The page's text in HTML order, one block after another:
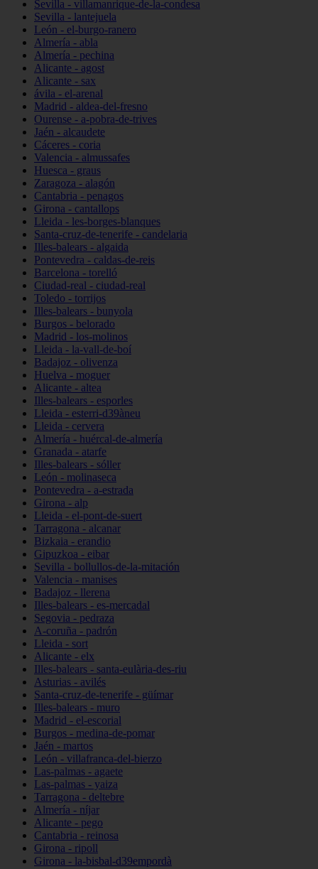
Sevilla - villamanrique-de-la-condesa
Sevilla - lantejuela
León - el-burgo-ranero
Almería - abla
Almería - pechina
Alicante - agost
Alicante - sax
ávila - el-arenal
Madrid - aldea-del-fresno
Ourense - a-pobra-de-trives
Jaén - alcaudete
Cáceres - coria
Valencia - almussafes
Huesca - graus
Zaragoza - alagón
Cantabria - penagos
Girona - cantallops
Lleida - les-borges-blanques
Santa-cruz-de-tenerife - candelaria
Illes-balears - algaida
Pontevedra - caldas-de-reis
Barcelona - torelló
Ciudad-real - ciudad-real
Toledo - torrijos
Illes-balears - bunyola
Burgos - belorado
Madrid - los-molinos
Lleida - la-vall-de-boí
Badajoz - olivenza
Huelva - moguer
Alicante - altea
Illes-balears - esporles
Lleida - esterri-d39àneu
Lleida - cervera
Almería - huércal-de-almería
Granada - atarfe
Illes-balears - sóller
León - molinaseca
Pontevedra - a-estrada
Girona - alp
Lleida - el-pont-de-suert
Tarragona - alcanar
Bizkaia - erandio
Gipuzkoa - eibar
Sevilla - bollullos-de-la-mitación
Valencia - manises
Badajoz - llerena
Illes-balears - es-mercadal
Segovia - pedraza
A-coruña - padrón
Lleida - sort
Alicante - elx
Illes-balears - santa-eulària-des-riu
Asturias - avilés
Santa-cruz-de-tenerife - güímar
Illes-balears - muro
Madrid - el-escorial
Burgos - medina-de-pomar
Jaén - martos
León - villafranca-del-bierzo
Las-palmas - agaete
Las-palmas - yaiza
Tarragona - deltebre
Almería - níjar
Alicante - pego
Cantabria - reinosa
Girona - ripoll
Girona - la-bisbal-d39empordà